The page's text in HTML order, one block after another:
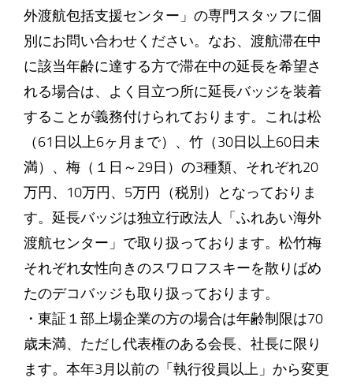
外渡航包括支援センター」の専門スタッフに個
別にお問い合わせください。なお、渡航滞在中
に該当年齢に達する方で滞在中の延長を希望さ
れる場合は、よく目立つ所に延長バッジを装着
することが義務付けられております。これは松
（61日以上6ヶ月まで）、竹（30日以上60日未
満）、梅（１日～29日）の3種類、それぞれ20
万円、10万円、5万円（税別）となっておりま
す。延長バッジは独立行政法人「ふれあい海外
渡航センター」で取り扱っております。松竹梅
それぞれ女性向きのスワロフスキーを散りばめ
たのデコバッジも取り扱っております。
・東証１部上場企業の方の場合は年齢制限は70
歳未満、ただし代表権のある会長、社長に限り
ます。本年3月以前の「執行役員以上」から変更